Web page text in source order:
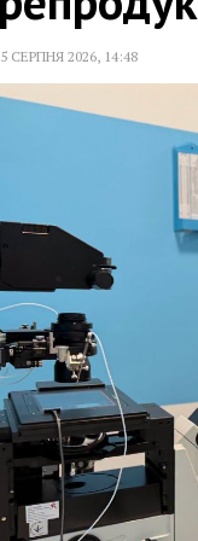
5 СЕРПНЯ 2026, 14:48